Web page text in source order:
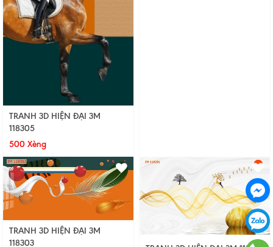
TRANH 3D HIỆN ĐẠI 3M
118305
500 Xèng
TRANH 3D HIỆN ĐẠI 3M
118303